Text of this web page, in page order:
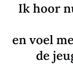
Ik hoor
en voel
de